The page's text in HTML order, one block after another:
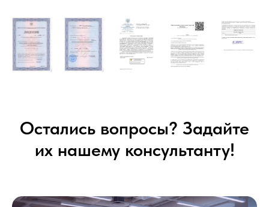
Остались вопросы? Задайте
их нашему консультанту!